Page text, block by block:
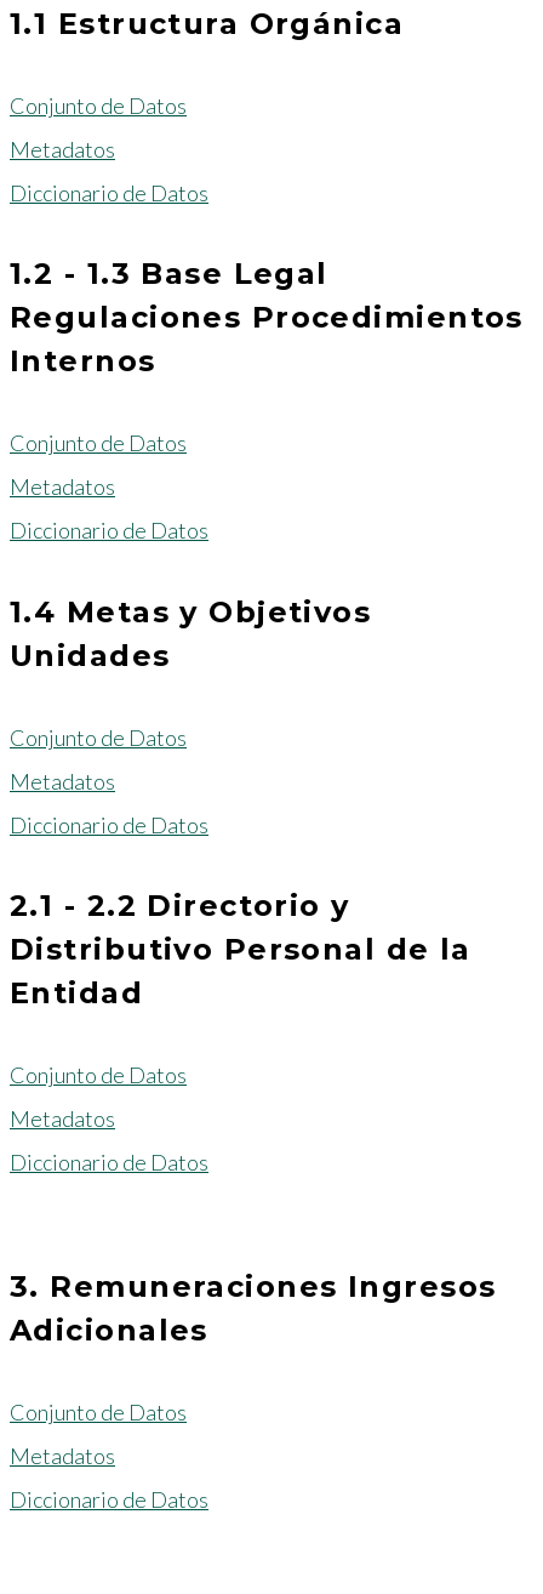
1.1 Estructura Orgánica
Conjunto de Datos
Metadatos
Diccionario de Datos
1.2 - 1.3 Base Legal
Regulaciones Procedimientos
Internos
Conjunto de Datos
Metadatos
Diccionario de Datos
1.4 Metas y Objetivos
Unidades
Conjunto de Datos
Metadatos
Diccionario de Datos
2.1 - 2.2 Directorio y
Distributivo Personal de la
Entidad
Conjunto de Datos
Metadatos
Diccionario de Datos
3. Remuneraciones Ingresos
Adicionales
Conjunto de Datos
Metadatos
Diccionario de Datos